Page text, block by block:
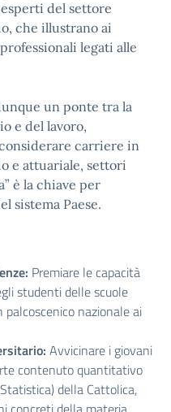
del settore
che illustrano ai
legati alle
un ponte tra la
e del lavoro,
carriere in
e attuariale, settori
è la chiave per
sistema Paese.
Premiare le capacità
studenti delle scuole
palcoscenico nazionale ai
Avvicinare i giovani
contenuto quantitativo
della Cattolica,